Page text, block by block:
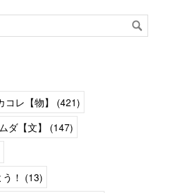
コレ【物】 (421)
ダ【文】 (147)
！ (13)